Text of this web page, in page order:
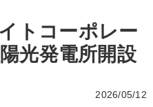
トコーポレー
光発電所開設
2026/05/12